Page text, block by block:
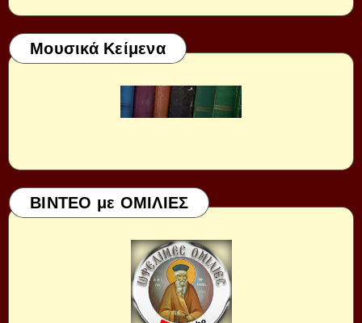
Μουσικά Κείμενα
ΒΙΝΤΕΟ με ΟΜΙΛΙΕΣ